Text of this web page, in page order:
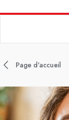
Page d'accueil